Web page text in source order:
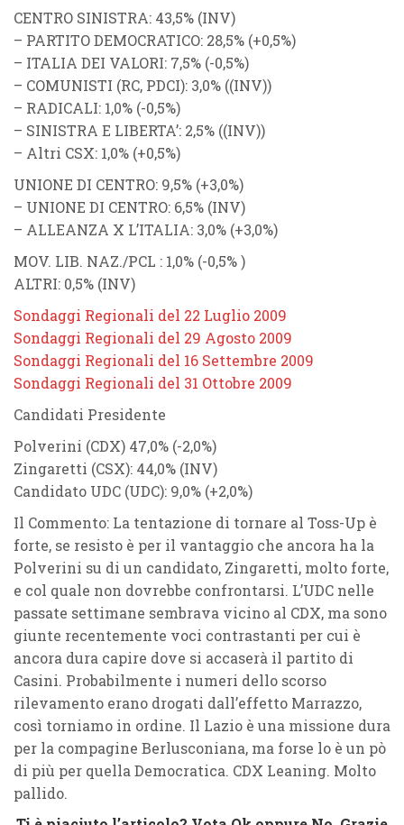
CENTRO SINISTRA: 43,5% (INV)
– PARTITO DEMOCRATICO: 28,5% (+0,5%)
– ITALIA DEI VALORI: 7,5% (-0,5%)
– COMUNISTI (RC, PDCI): 3,0% ((INV))
– RADICALI: 1,0% (-0,5%)
– SINISTRA E LIBERTA’: 2,5% ((INV))
– Altri CSX: 1,0% (+0,5%)
UNIONE DI CENTRO: 9,5% (+3,0%)
– UNIONE DI CENTRO: 6,5% (INV)
– ALLEANZA X L’ITALIA: 3,0% (+3,0%)
MOV. LIB. NAZ./PCL : 1,0% (-0,5% )
ALTRI: 0,5% (INV)
Sondaggi Regionali del 22 Luglio 2009
Sondaggi Regionali del 29 Agosto 2009
Sondaggi Regionali del 16 Settembre 2009
Sondaggi Regionali del 31 Ottobre 2009
Candidati Presidente
Polverini (CDX) 47,0% (-2,0%)
Zingaretti (CSX): 44,0% (INV)
Candidato UDC (UDC): 9,0% (+2,0%)
Il Commento: La tentazione di tornare al Toss-Up è
forte, se resisto è per il vantaggio che ancora ha la
Polverini su di un candidato, Zingaretti, molto forte,
e col quale non dovrebbe confrontarsi. L’UDC nelle
passate settimane sembrava vicino al CDX, ma sono
giunte recentemente voci contrastanti per cui è
ancora dura capire dove si accaserà il partito di
Casini. Probabilmente i numeri dello scorso
rilevamento erano drogati dall’effetto Marrazzo,
così torniamo in ordine. Il Lazio è una missione dura
per la compagine Berlusconiana, ma forse lo è un pò
di più per quella Democratica. CDX Leaning. Molto
pallido.